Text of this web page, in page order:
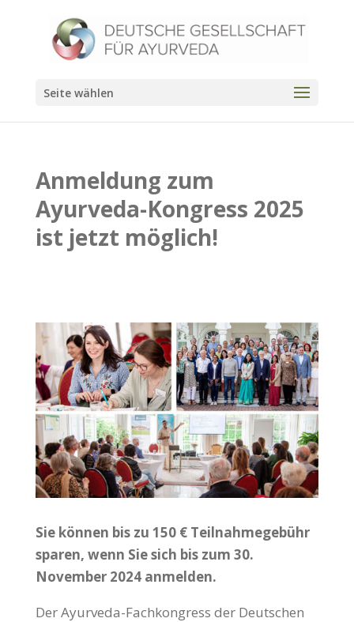
Seite wählen
Anmeldung zum
Ayurveda-Kongress 2025
ist jetzt möglich!
Sie können bis zu 150 € Teilnahmegebühr
sparen, wenn Sie sich bis zum 30.
November 2024 anmelden.
Der Ayurveda-Fachkongress der Deutschen